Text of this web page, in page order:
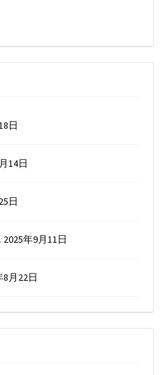
日
14日
日
2025年9月11日
8月22日